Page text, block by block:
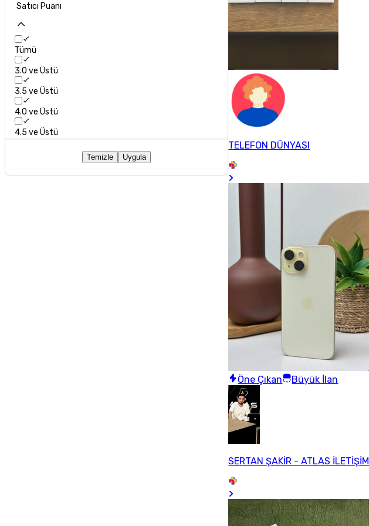
Satıcı Puanı
Tümü
3.0 ve Üstü
3.5 ve Üstü
4.0 ve Üstü
4.5 ve Üstü
Temizle Uygula
TELEFON DÜNYASI
Öne Çıkan Büyük İlan
SERTAN ŞAKİR - ATLAS İLETİŞİM